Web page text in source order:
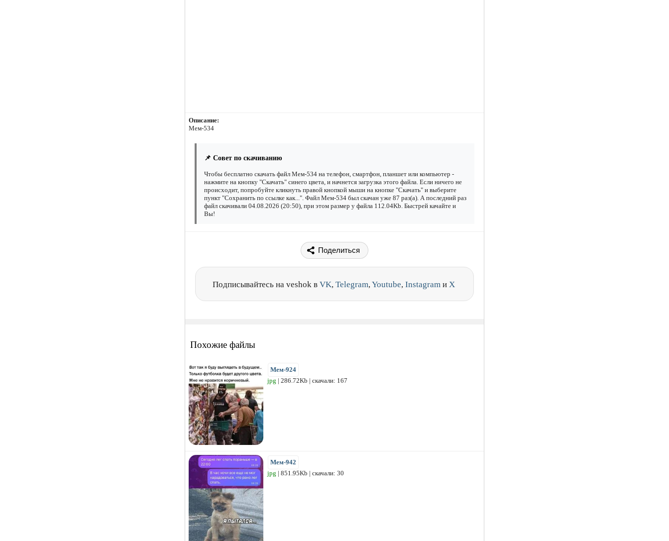
Описание:
Мем-534
📌 Совет по скачиванию
Чтобы бесплатно скачать файл Мем-534 на телефон, смартфон, планшет или компьютер -
нажмите на кнопку "Скачать" синего цвета, и начнется загрузка этого файла. Если ничего не
происходит, попробуйте кликнуть правой кнопкой мыши на кнопке "Скачать" и выберите
пункт "Сохранить по ссылке как...". Файл Мем-534 был скачан уже 87 раз(а). А последний раз
файл скачивали 04.08.2026 (20:50), при этом размер у файла 112.04Kb. Быстрей качайте и
Вы!
Поделиться
Подписывайтесь на veshok в VK, Telegram,Youtube, Instagram и X
Похожие файлы
Мем-924
jpg | 286.72Kb | скачали: 167
Мем-942
jpg | 851.95Kb | скачали: 30